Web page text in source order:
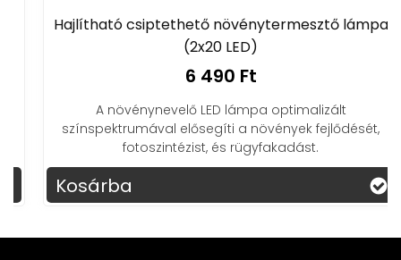
Hajlítható csiptethető növénytermesztő lámpa
(2x20 LED)
6 490 Ft
A növénynevelő LED lámpa optimalizált
színspektrumával elősegíti a növények fejlődését,
fotoszintézist, és rügyfakadást.
Kosárba